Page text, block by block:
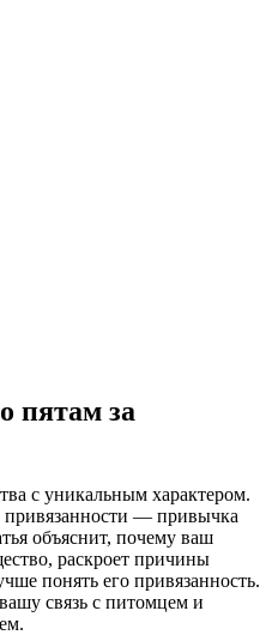
пятам за
с уникальным характером.
— привычка
объяснит, почему ваш
раскроет причины
понять его привязанность.
связь с питомцем и